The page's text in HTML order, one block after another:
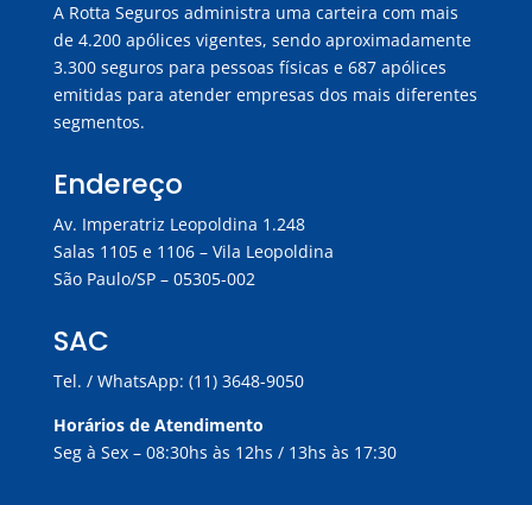
A Rotta Seguros administra uma carteira com mais
de 4.200 apólices vigentes, sendo aproximadamente
3.300 seguros para pessoas físicas e 687 apólices
emitidas para atender empresas dos mais diferentes
segmentos.
Endereço
Av. Imperatriz Leopoldina 1.248
Salas 1105 e 1106 – Vila Leopoldina
São Paulo/SP – 05305-002
SAC
Tel. / WhatsApp: (11) 3648-9050
Horários de Atendimento
Seg à Sex – 08:30hs às 12hs / 13hs às 17:30